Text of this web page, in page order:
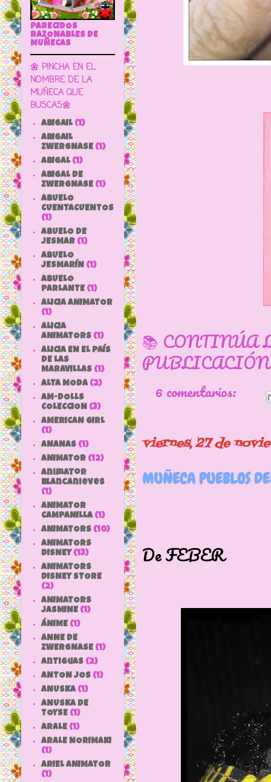
📚 CONTINÚA
6 comentarios:
viernes, 27 de
MUÑECA PUEBLOS
De FEBER
PARECIDOS
RAZONABLES DE
MUÑECAS
🌼 PINCHA EN EL
NOMBRE DE LA
MUÑECA QUE
BUSCAS🌼
ABIGAIL (1)
ABIGAIL
ZWERGNASE (1)
ABIGAL (1)
ABIGAL DE
ZWERGNASE (1)
ABUELO
CUENTACUENTOS
(1)
ABUELO DE
JESMAR (1)
ABUELO
JESMARÍN (1)
ABUELO
PARLANTE (1)
ALICIA ANIMATOR
(1)
ALICIA
ANIMATORS (1)
ALICIA EN EL PAÍS
DE LAS
MARAVILLAS (1)
ALTA MODA (2)
AM-DOLLS
COLECCION (3)
AMERICAN GIRL
(1)
ANANAS (1)
ANIMATOR (12)
animator
blancanieves
(1)
ANIMATOR
CAMPANILLA (1)
ANIMATORS (10)
ANIMATORS
DISNEY (13)
ANIMATORS
DISNEY STORE
(2)
ANIMATORS
JASMINE (1)
ÁNIME (1)
ANNE DE
ZWERGNASE (1)
antiguas (2)
ANTON JOS (1)
ANUSKA (1)
ANUSKA DE
TOYSE (1)
ARALE (1)
ARALE NORIMAKI
(1)
ARIEL ANIMATOR
(1)